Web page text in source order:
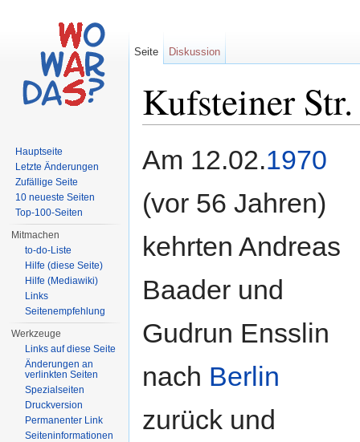
Kufsteiner
Am 12.02.1970
(vor 56 Jahren)
kehrten Andreas
Baader und
Gudrun Ensslin
nach Berlin
zurück und
Seite Diskussion
Hauptseite
Letzte Änderungen
Zufällige Seite
10 neueste Seiten
Top-100-Seiten
Mitmachen
to-do-Liste
Hilfe (diese Seite)
Hilfe (Mediawiki)
Links
Seitenempfehlung
Werkzeuge
Links auf diese Seite
Änderungen an
verlinkten Seiten
Spezialseiten
Druckversion
Permanenter Link
Seiteninformationen